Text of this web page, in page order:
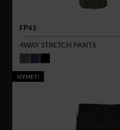
FP61
4WAY STRETCH PANTS
NYHET!